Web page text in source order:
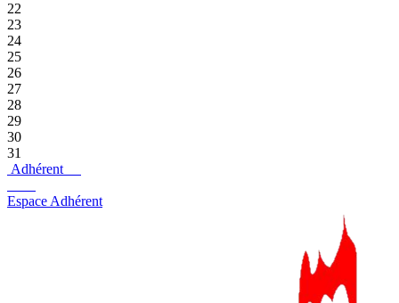
22
23
24
25
26
27
28
29
30
31
Adhérent
Espace Adhérent